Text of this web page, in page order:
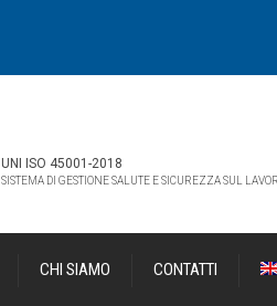
UNI ISO 45001-2018
SISTEMA DI GESTIONE SALUTE E SICUREZZA SUL
CHI SIAMO CONTATTI